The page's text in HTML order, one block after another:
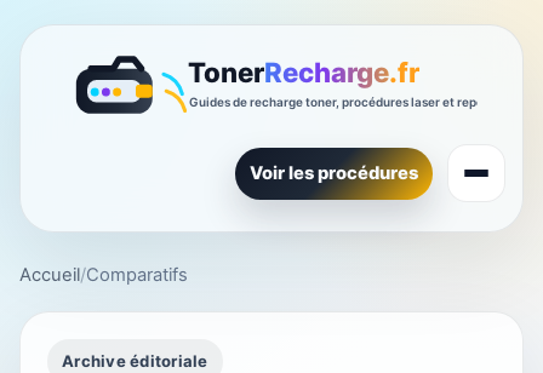
Voir les procédures
Accueil/Comparatifs
Archive éditoriale